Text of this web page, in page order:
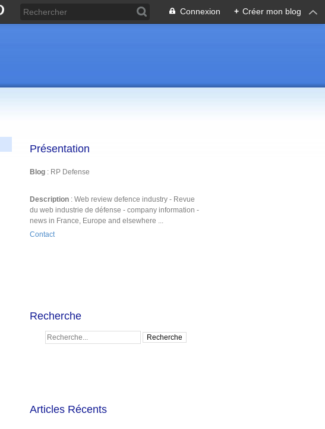
Connexion + Créer mon blog
Présentation
Blog : RP Defense
Description : Web review defence industry - Revue
du web industrie de défense - company information -
news in France, Europe and elsewhere ...
Contact
Recherche
Articles Récents